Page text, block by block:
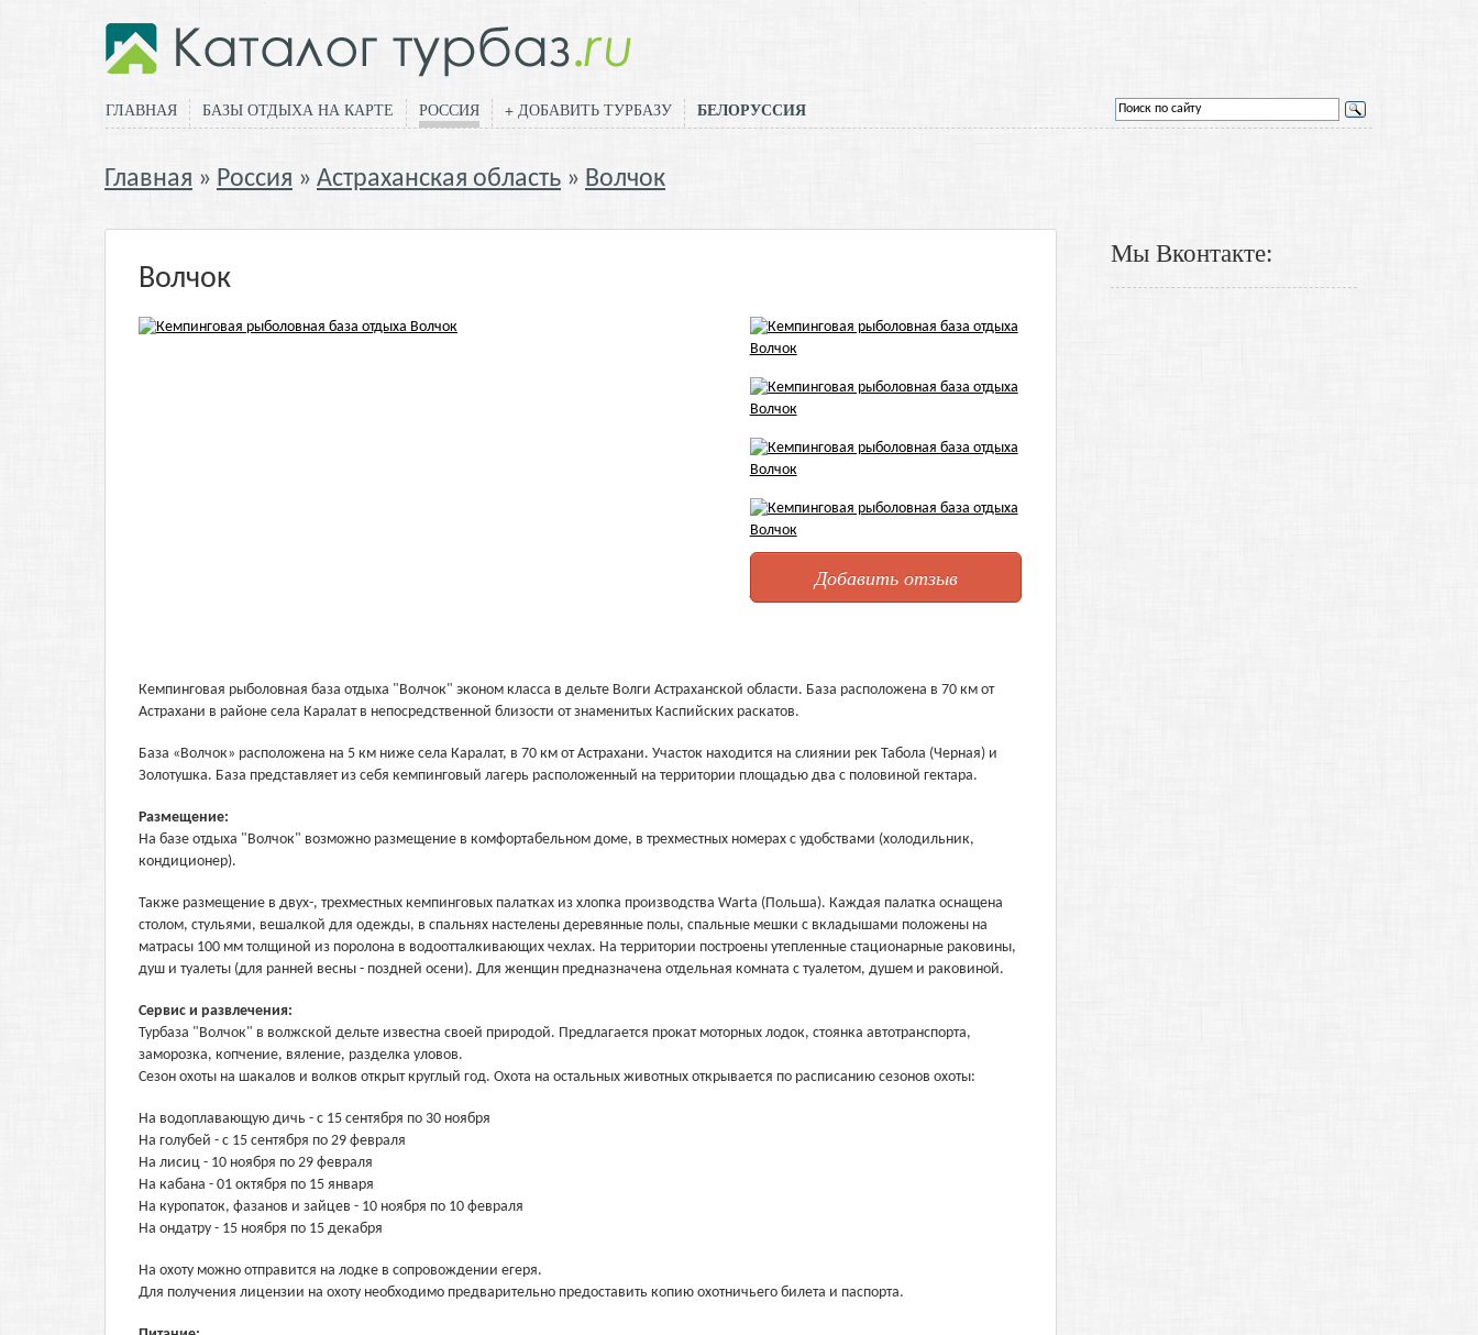
ГЛАВНАЯ БАЗЫ ОТДЫХА НА КАРТЕ РОССИЯ + ДОБАВИТЬ ТУРБАЗУ БЕЛОРУССИЯ
Главная Россия Астраханская область Волчок
Волчок
Добавить отзыв
Кемпинговая рыболовная база отдыха "Волчок" эконом класса в дельте Волги Астраханской области. База расположена в 70 км от
Астрахани в районе села Каралат в непосредственной близости от знаменитых Каспийских раскатов.
База «Волчок» расположена на 5 км ниже села Каралат, в 70 км от Астрахани. Участок находится на слиянии рек Табола (Черная) и
Золотушка. База представляет из себя кемпинговый лагерь расположенный на территории площадью два c половиной гектара.
Размещение:
На базе отдыха "Волчок" возможно размещение в комфортабельном доме, в трехместных номерах с удобствами (холодильник,
кондиционер).
Также размещение в двух-, трехместных кемпинговых палатках из хлопка производства Warta (Польша). Каждая палатка оснащена
столом, стульями, вешалкой для одежды, в спальнях настелены деревянные полы, спальные мешки с вкладышами положены на
матрасы 100 мм толщиной из поролона в водоотталкивающих чехлах. На территории построены утепленные стационарные раковины,
душ и туалеты (для ранней весны - поздней осени). Для женщин предназначена отдельная комната с туалетом, душем и раковиной.
Сервис и развлечения:
Турбаза "Волчок" в волжской дельте известна своей природой. Предлагается прокат моторных лодок, стоянка автотранспорта,
заморозка, копчение, вяление, разделка уловов.
Сезон охоты на шакалов и волков открыт круглый год. Охота на остальных животных открывается по расписанию сезонов охоты:
На водоплавающую дичь - с 15 сентября по 30 ноября
На голубей - с 15 сентября по 29 февраля
На лисиц - 10 ноября по 29 февраля
На кабана - 01 октября по 15 января
На куропаток, фазанов и зайцев - 10 ноября по 10 февраля
На ондатру - 15 ноября по 15 декабря
На охоту можно отправится на лодке в сопровождении егеря.
Для получения лицензии на охоту необходимо предварительно предоставить копию охотничьего билета и паспорта.
Мы Вконтакте: